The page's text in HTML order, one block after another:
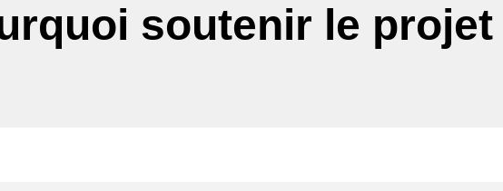
soutenir le projet